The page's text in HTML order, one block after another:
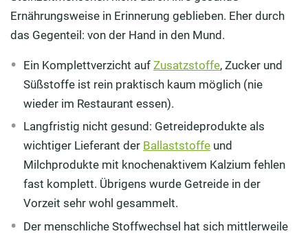
Ernährungsweise in Erinnerung geblieben. Eher durch
das Gegenteil: von der Hand in den Mund.
Ein Komplettverzicht aufZusatzstoffe, Zucker und
Süßstoffe ist rein praktisch kaum möglich (nie
wieder im Restaurant essen).
Langfristig nicht gesund: Getreideprodukte als
wichtiger Lieferant der Ballaststoffe und
Milchprodukte mit knochenaktivem Kalzium fehlen
fast komplett. Übrigens wurde Getreide in der
Vorzeit sehr wohl gesammelt.
Der menschliche Stoffwechsel hat sich mittlerweile